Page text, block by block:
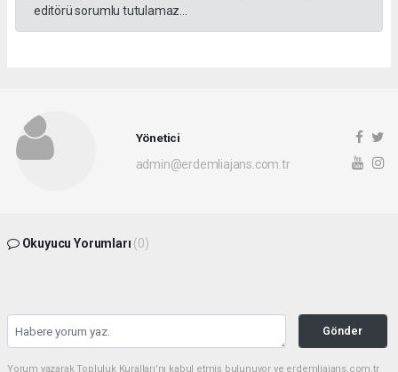
editörü sorumlu tutulamaz...
Yönetici
admin@erdemliajans.com.tr
Okuyucu Yorumları (0)
Gönder
Yorum yazarak Topluluk Kuralları’nı kabul etmiş bulunuyor ve erdemliajans.com.tr